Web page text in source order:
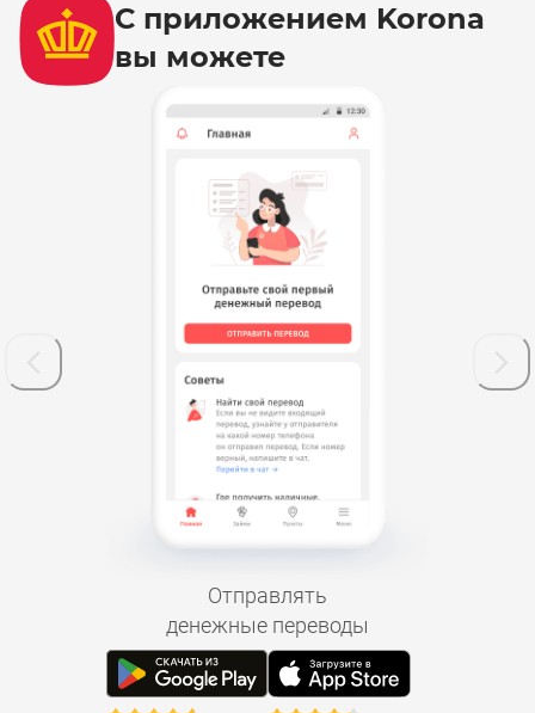
С приложением Korona
вы можете
Отправлять
денежные переводы